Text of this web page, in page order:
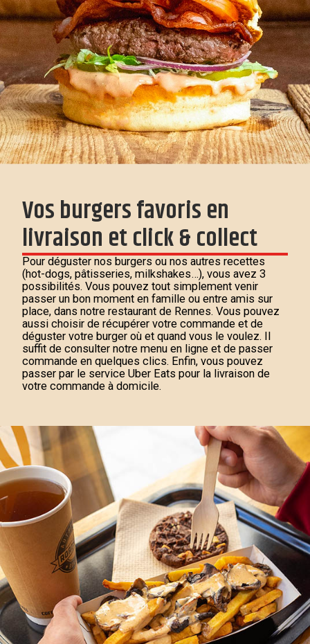
Vos burgers favoris en
livraison et click & collect
Pour déguster nos burgers ou nos autres recettes
(hot-dogs, pâtisseries, milkshakes…), vous avez 3
possibilités. Vous pouvez tout simplement venir
passer un bon moment en famille ou entre amis sur
place, dans notre restaurant de Rennes. Vous pouvez
aussi choisir de récupérer votre commande et de
déguster votre burger où et quand vous le voulez. Il
suffit de consulter notre menu en ligne et de passer
commande en quelques clics. Enfin, vous pouvez
passer par le service Uber Eats pour la livraison de
votre commande à domicile.